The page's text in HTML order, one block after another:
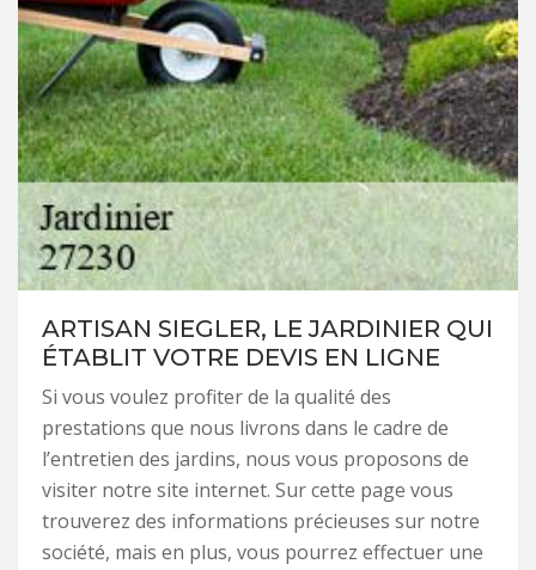
ARTISAN SIEGLER, LE JARDINIER QUI
ÉTABLIT VOTRE DEVIS EN LIGNE
Si vous voulez profiter de la qualité des
prestations que nous livrons dans le cadre de
l’entretien des jardins, nous vous proposons de
visiter notre site internet. Sur cette page vous
trouverez des informations précieuses sur notre
société, mais en plus, vous pourrez effectuer une